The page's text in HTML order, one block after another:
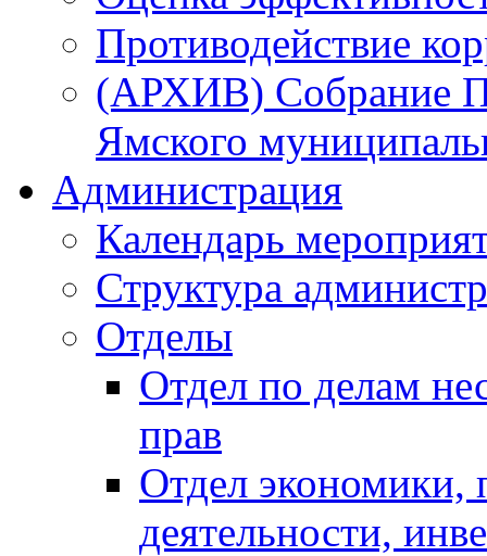
Противодействие
(АРХИВ) Собрание
Ямского
Администрация
Календарь
Структура
Отделы
Отдел по делам
прав
Отдел экономики,
деятельности,